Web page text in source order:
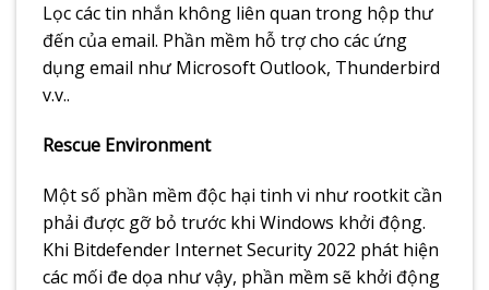
Lọc các tin nhắn không liên quan trong hộp thư
đến của email. Phần mềm hỗ trợ cho các ứng
dụng email như Microsoft Outlook, Thunderbird
v.v..
Rescue Environment
Một số phần mềm độc hại tinh vi như rootkit cần
phải được gỡ bỏ trước khi Windows khởi động.
Khi Bitdefender Internet Security 2022 phát hiện
các mối đe dọa như vậy, phần mềm sẽ khởi động